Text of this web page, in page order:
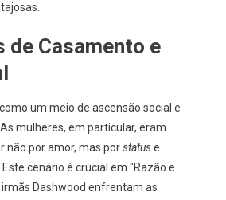
de Casamento e
um meio de ascensão social e
mulheres, em particular, eram
não por amor, mas porstatuse
cenário é crucial em "Razão e
Dashwood enfrentam as